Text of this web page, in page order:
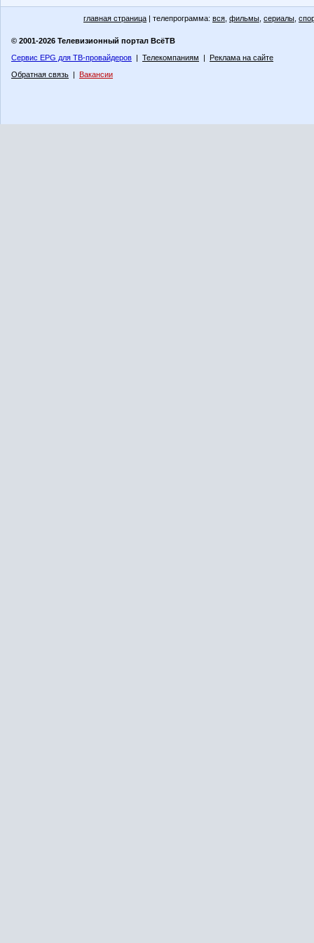
главная страница | телепрограмма: вся фильмы сериалы
© 2001-2026 Телевизионный портал ВсёТВ
Сервис EPG для ТВ-провайдеров | Телекомпаниям | Реклама на сайте
Обратная связь | Вакансии